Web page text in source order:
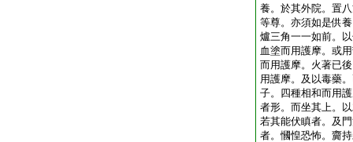
養。於其外院。置
等尊。亦須如是供
爐三角一一如前。
血塗而用護摩。或
而用護摩。火著已
用護摩。及以毒藥
子。四種相和而用
者形。而坐其上。
若其能伏瞋者。及
者。慖惶恐怖。齎